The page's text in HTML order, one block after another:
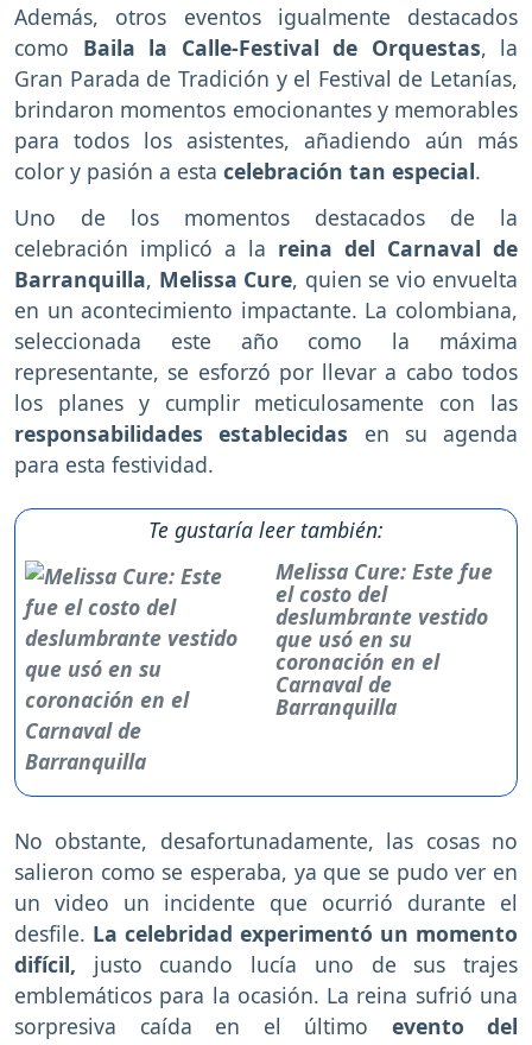
Además, otros eventos igualmente destacados
como Baila la Calle-Festival de Orquestas, la
Gran Parada de Tradición y el Festival de Letanías,
brindaron momentos emocionantes y memorables
para todos los asistentes, añadiendo aún más
color y pasión a esta celebración tan especial.
Uno de los momentos destacados de la
celebración implicó a la reina del Carnaval de
Barranquilla, Melissa Cure, quien se vio envuelta
en un acontecimiento impactante. La colombiana,
seleccionada este año como la máxima
representante, se esforzó por llevar a cabo todos
los planes y cumplir meticulosamente con las
responsabilidades establecidas en su agenda
para esta festividad.
Te gustaría leer también:
Melissa Cure: Este fue
el costo del
deslumbrante vestido
que usó en su
coronación en el
Carnaval de
Barranquilla
No obstante, desafortunadamente, las cosas no
salieron como se esperaba, ya que se pudo ver en
un video un incidente que ocurrió durante el
desfile. La celebridad experimentó un momento
difícil, justo cuando lucía uno de sus trajes
emblemáticos para la ocasión. La reina sufrió una
sorpresiva caída en el último evento del